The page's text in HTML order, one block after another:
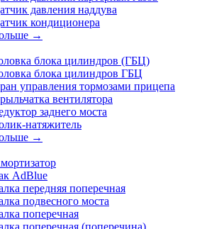
давления наддува
кондиционера
→
блока цилиндров (ГБЦ)
блока цилиндров ГБЦ
управления тормозами прицепа
вентилятора
заднего моста
натяжитель
→
AdBlue
передняя поперечная
подвесного моста
поперечная
поперечная (поперечина)